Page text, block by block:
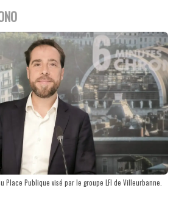
Place Publique visé par le groupe LFI de Villeurbanne.